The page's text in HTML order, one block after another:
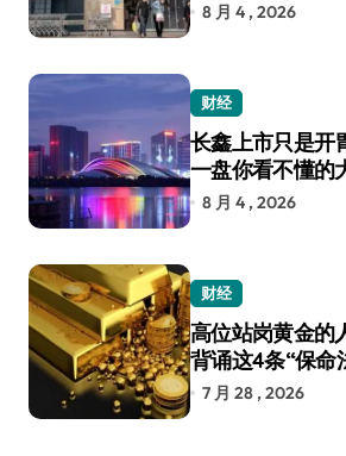
8 月 4 , 2026
财经
长鑫上市只是开
一盘你看不懂的
8 月 4 , 2026
财经
高位站岗黄金的
背诵这4条“保命
7 月 28 , 2026